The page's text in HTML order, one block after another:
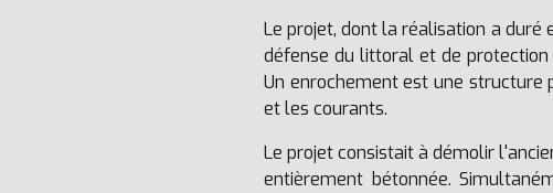
Le projet, dont la réalisation a duré
défense du littoral et de
Un enrochement est une
et les courants.
Le projet consistait à démolir
entièrement bétonnée.